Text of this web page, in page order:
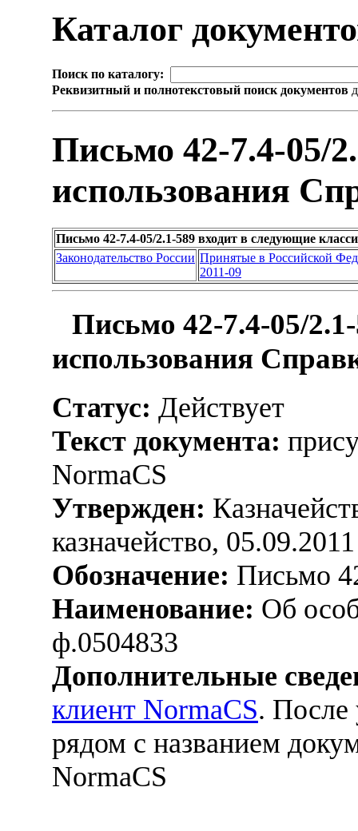
Каталог
Поиск по каталогу:
Реквизитный и полнотекстовый поиск документов
Письмо 42-7.4-05/
использования
Письмо 42-7.4-05/2.1-589 входит в следующие
Законодательство России Принятые в Российской
2011-09
Письмо 42-7.4-05/
использования
Статус: Действует
Текст документа:
NormaCS
Утвержден:
казначейство, 05.09.2011
Обозначение: Письмо
Наименование: Об
ф.0504833
Дополнительные
клиент NormaCS. После
рядом с названием
NormaCS